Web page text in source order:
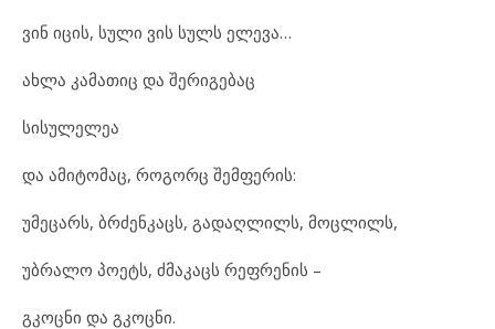
ვინ იცის, სული ვის სულს ელევა…
ახლა კამათიც და შერიგებაც
სისულელეა
და ამიტომაც, როგორც შემფერის:
უმეცარს, ბრძენკაცს, გადაღლილს, მოცლილს,
უბრალო პოეტს, ძმაკაცს რეფრენის –
გკოცნი და გკოცნი.